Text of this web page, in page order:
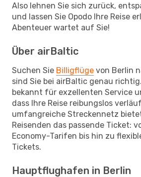
Also lehnen Sie sich zurück,
und lassen Sie Opodo Ihre Reise
Abenteuer wartet auf Sie!
Über airBaltic
Suchen Sie Billigflüge von Berlin
sind Sie bei airBaltic genau
bekannt für exzellenten Service
dass Ihre Reise reibungslos
umfangreiche Streckennetz
Reisenden das passende Ticket:
Economy-Tarifen bis hin zu
Tickets.
Hauptflughafen in Berlin